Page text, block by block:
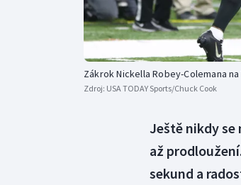
Zákrok Nickella Robey-Colemana
Zdroj: USA TODAY Sports/Chuck Cook
Ještě nikdy se
až
sekund a